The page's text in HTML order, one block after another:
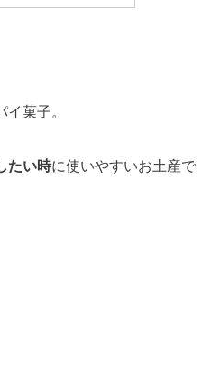
菓子。
たい時に使いやすいお土産で